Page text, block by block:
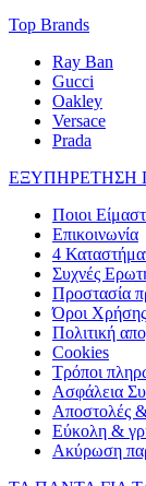
Top Brands
Ray Ban
Gucci
Oakley
Versace
Prada
ΕΞΥΠΗΡΕΤΗΣΗ
Ποιοι
Επικοινωνία
4
Συχνές
Προστασία
Όροι Χρήσης
Πολιτική
Cookies
Τρόποι
Ασφάλεια
Αποστολές
Εύκολη &
Ακύρωση